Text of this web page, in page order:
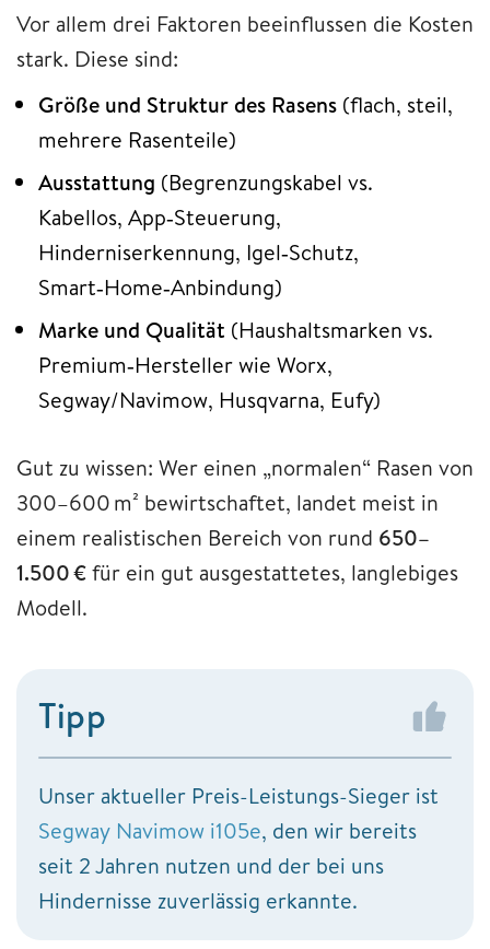
Vor allem drei Faktoren beeinflussen die Kosten
stark. Diese sind:
Größe und Struktur des Rasens (flach, steil,
mehrere Rasenteile)
Ausstattung (Begrenzungskabel vs.
Kabellos, App‑Steuerung,
Hinderniserkennung, Igel‑Schutz,
Smart‑Home‑Anbindung)
Marke und Qualität (Haushaltsmarken vs.
Premium‑Hersteller wie Worx,
Segway/Navimow, Husqvarna, Eufy)
Gut zu wissen: Wer einen „normalen“ Rasen von
300–600 m² bewirtschaftet, landet meist in
einem realistischen Bereich von rund 650–
1.500 €für ein gut ausgestattetes, langlebiges
Modell.
Tipp
Unser aktueller Preis-Leistungs-Sieger ist
Segway Navimow i105e, den wir bereits
seit 2 Jahren nutzen und der bei uns
Hindernisse zuverlässig erkannte.